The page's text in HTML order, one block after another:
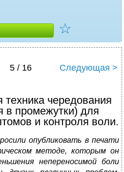
☆
5 / 16 Следующая >
техника чередования
в промежутки) для
и контроля воли.
опубликовать в печати
методе, которым он
непереносимой боли